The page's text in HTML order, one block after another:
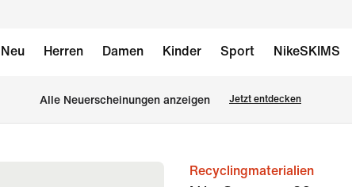
Neu Herren Damen Kinder Sport NikeSKIMS
Alle Neuerscheinungen anzeigen Jetzt entdecken
Bild 1Recyclingmaterialien